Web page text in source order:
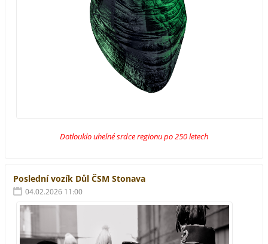
Dotlouklo uhelné srdce regionu po 250 letech
Poslední vozík Důl ČSM Stonava
04.02.2026 11:00